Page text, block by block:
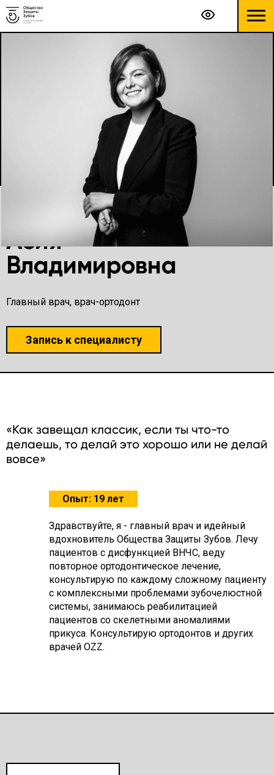
Лисицына
Асия
Владимировна
Главный врач, врач-ортодонт
Запись к специалисту
«Как завещал классик, если ты что-то
делаешь, то делай это хорошо или не делай
вовсе»
Здравствуйте, я - главный врач и идейный
вдохновитель Общества Защиты Зубов. Лечу
пациентов с дисфункцией ВНЧС, веду
повторное ортодонтическое лечение,
консультирую по каждому сложному пациенту
с комплексными проблемами зубочелюстной
системы, занимаюсь реабилитацией
пациентов со скелетными аномалиями
прикуса. Консультирую ортодонтов и других
врачей OZZ.
Опыт: 19 лет